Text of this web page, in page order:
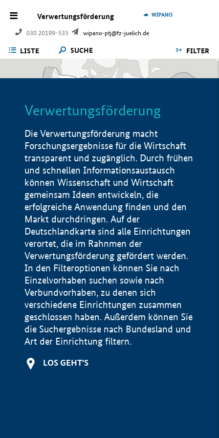
Verwertungsförderung
030 20199-535 wipano-ptj@fz-juelich.de
WIPANO
LISTE SUCHE FILTER
Verwertungsförderung
Die Verwertungsförderung macht
Forschungsergebnisse für die Wirtschaft
transparent und zugänglich. Durch frühen
und schnellen Informationsaustausch
können Wissenschaft und Wirtschaft
gemeinsam Ideen entwickeln, die
erfolgreiche Anwendung finden und den
Markt durchdringen. Auf der
Deutschlandkarte sind alle Einrichtungen
verortet, die im Rahnmen der
Verwertungsförderung gefördert werden.
In den Filteroptionen können Sie nach
Einzelvorhaben suchen sowie nach
Verbundvorhaben, zu denen sich
verschiedene Einrichtungen zusammen
geschlossen haben. Außerdem können Sie
die Suchergebnisse nach Bundesland und
Art der Einrichtung filtern.
LOS GEHT'S